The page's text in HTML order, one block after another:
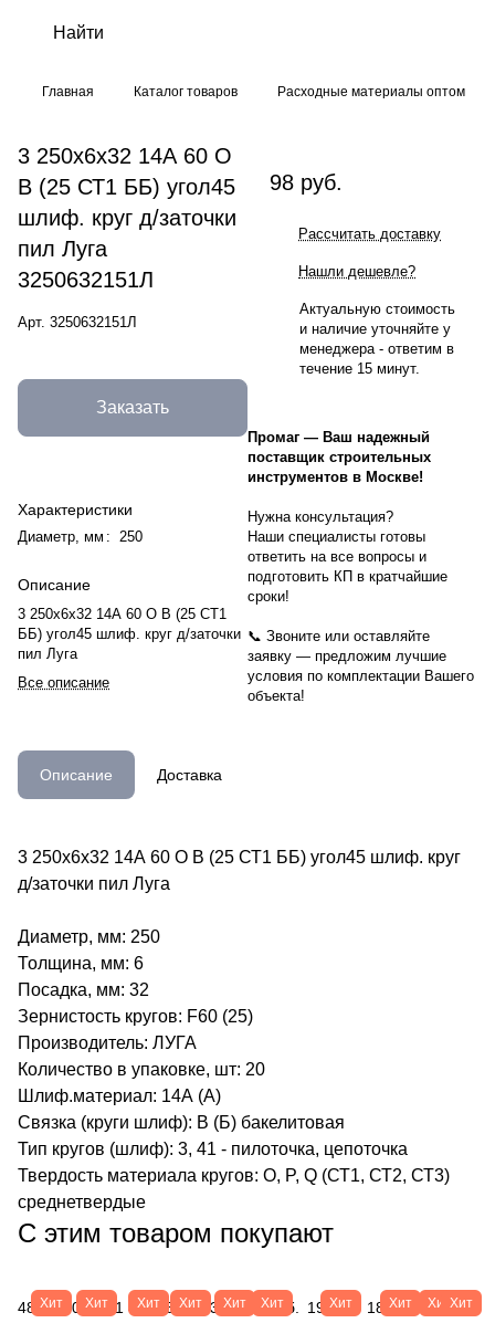
Главная Каталог товаров Расходные материалы оптом
3 250х6х32 14А 60 O
B (25 СТ1 ББ) угол45
шлиф. круг д/заточки
пил Луга
3250632151Л
Арт. 3250632151Л
Заказать
Характеристики
Диаметр, мм : 250
Описание
3 250х6х32 14А 60 O B (25 СТ1
ББ) угол45 шлиф. круг д/заточки
пил Луга
Все описание
98 руб.
Рассчитать доставку
Нашли дешевле?
Актуальную стоимость
и наличие уточняйте у
менеджера - ответим в
течение 15 минут.
Промаг — Ваш надежный
поставщик строительных
инструментов в Москве!
Нужна консультация?
Наши специалисты готовы
ответить на все вопросы и
подготовить КП в кратчайшие
сроки!
📞 Звоните или оставляйте
заявку — предложим лучшие
условия по комплектации Вашего
объекта!
Описание Доставка
3 250х6х32 14А 60 O B (25 СТ1 ББ) угол45 шлиф. круг
д/заточки пил Луга
Диаметр, мм: 250
Толщина, мм: 6
Посадка, мм: 32
Зернистость кругов: F60 (25)
Производитель: ЛУГА
Количество в упаковке, шт: 20
Шлиф.материал: 14А (А)
Связка (круги шлиф): B (Б) бакелитовая
Тип кругов (шлиф): 3, 41 - пилоточка, цепоточка
Твердость материала кругов: O, P, Q (СТ1, СТ2, СТ3)
среднетвердые
С этим товаром покупают
Хит
482
Хит
402
Хит
1 469
Хит
15
Хит
33
Хит
867 руб.
Хит
196
Хит
189
Хит
183
Хит
56